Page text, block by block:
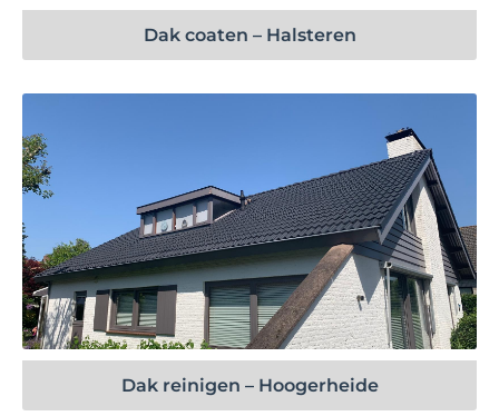
Dak coaten – Halsteren
Bekijk project
Dak reinigen – Hoogerheide